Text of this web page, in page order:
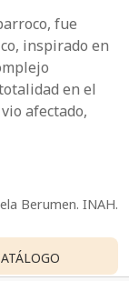
fue
inspirado en
en el
afectado,
Berumen. INAH.